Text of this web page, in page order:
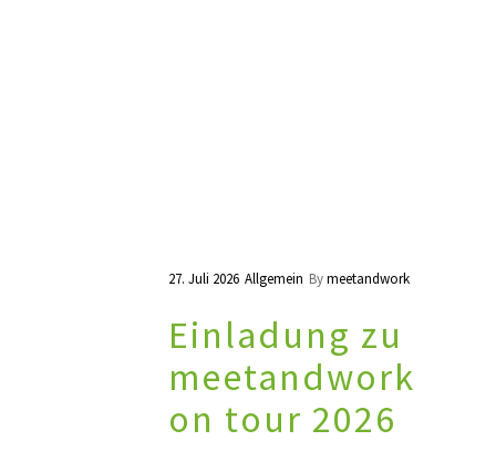
27. Juli 2026 Allgemein Bymeetandwork
Einladung zu
meetandwork
on tour 2026